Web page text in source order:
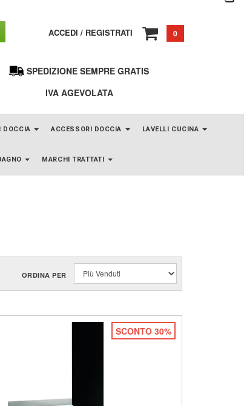
ACCEDI / REGISTRATI 0
SPEDIZIONE SEMPRE GRATIS
IVA AGEVOLATA
DOCCIA ACCESSORI DOCCIA LAVELLI CUCINA
MARCHI TRATTATI
ORDINA PER
SCONTO 30%